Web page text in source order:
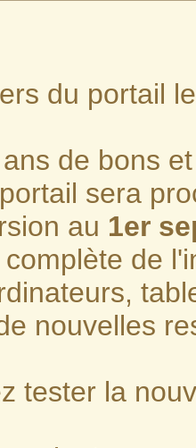
du portail
de bons
sera
au 1er
de
nouvelles
tester la